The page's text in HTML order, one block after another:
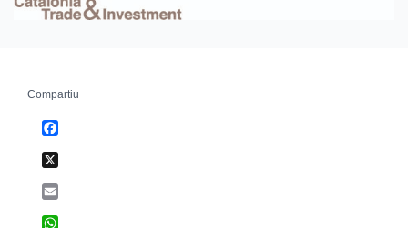
Compartiu